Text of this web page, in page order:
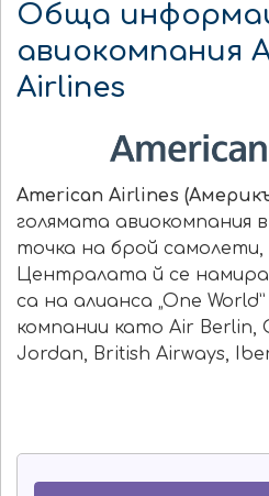
Обща
авиокомпания
Airlines
Аmerican Airlines
голямата авиокомпания
точка на брой
Централата й се
са на алианса „One
компании като Air Berlin,
Jordan, British Airways,